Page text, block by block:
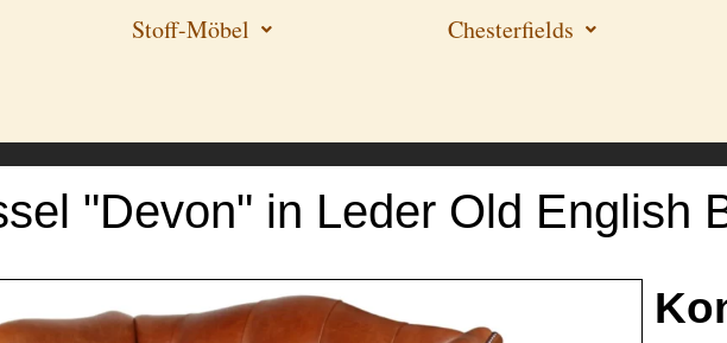
Stoff-Möbel Chesterfields
"Devon" in Leder Old English